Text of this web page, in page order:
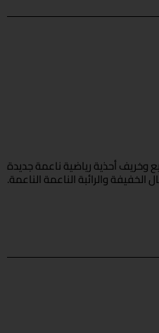
الرجال عبر الحدود 2024 ربيع وخريف أحذية رياضية ناعمة جديدة
الخفيفة والرائبة الناعمة الناعمة.